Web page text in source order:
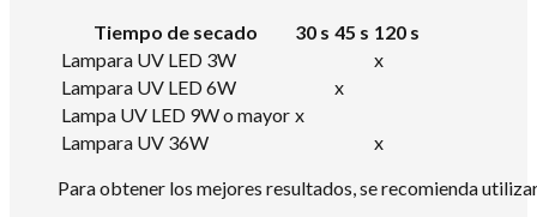
Tiempo de secado
30 s 45 s 120 s
Lampara UV LED 3W
x
Lampara UV LED 6W
x
Lampa UV LED 9W o mayor x
Lampara UV 36W
x
Para obtener los mejores resultados, se recomienda